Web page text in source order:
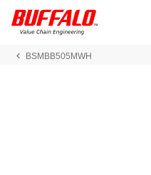
BSMBB505MWH